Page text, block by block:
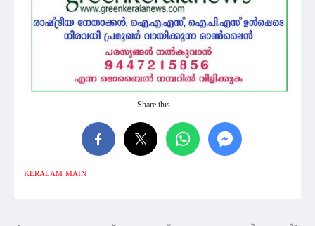
Share this…
KERALAM MAIN